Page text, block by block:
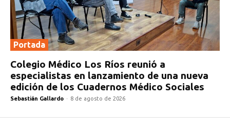
Portada
Colegio Médico Los Ríos reunió a
especialistas en lanzamiento de una nueva
edición de los Cuadernos Médico Sociales
Sebastián Gallardo - 8 de agosto de 2026